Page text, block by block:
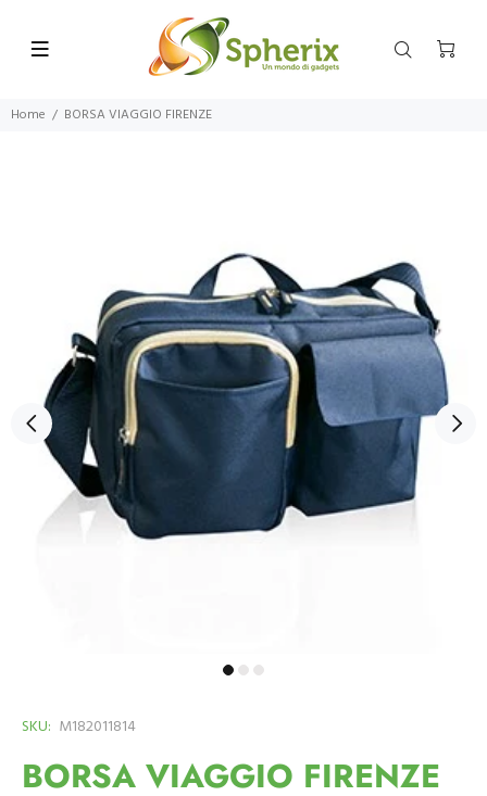
Home BORSA VIAGGIO FIRENZE
SKU: M182011814
BORSA VIAGGIO FIRENZE